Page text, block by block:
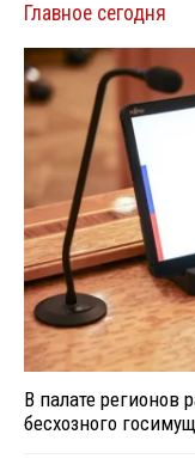
Главное сегодня
В палате регионов
бесхозного